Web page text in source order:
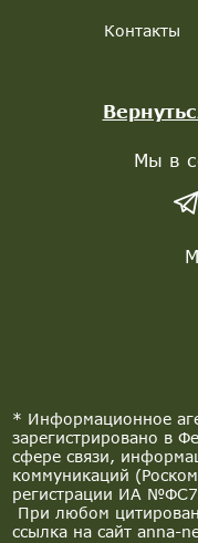
* Информационное
зарегистрировано в
сфере связи,
коммуникаций
регистрации ИА
При любом
ссылка на сайт anna-
Контакты
Мы в